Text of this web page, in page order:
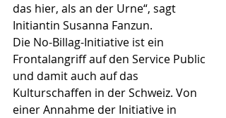
das hier, als an der Urne“, sagt
Initiantin Susanna Fanzun.
Die No-Billag-Initiative ist ein
Frontalangriff auf den Service Public
und damit auch auf das
Kulturschaffen in der Schweiz. Von
einer Annahme der Initiative in